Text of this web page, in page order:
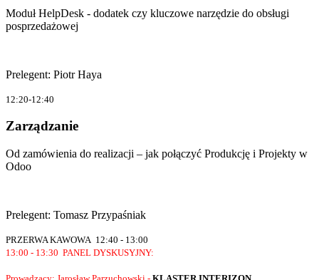
Moduł HelpDesk - dodatek czy kluczowe narzędzie do obsługi
posprzedażowej
Prelegent: Piotr Haya
12:20-12:40
Zarządzanie
Od zamówienia do realizacji – jak połączyć Produkcję i Projekty w
Odoo
Prelegent: Tomasz Przypaśniak
PRZERWA KAWOWA 12:40 - 13:00
13:00 - 13:30 PANEL DYSKUSYJNY: